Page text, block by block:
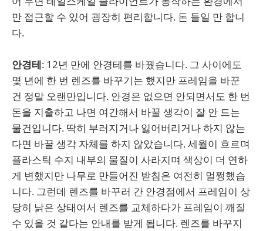
만 접근할 수 있어 굉장히 편리합니다. 돈 들일 만 합니
다.
안경테: 12년 만에 안경테를 바꿨습니다. 그 사이에도
몇 년에 한 번 렌즈를 바꾸기는 했지만 프레임을 바꾼
건 정말 오랜만입니다. 안경은 없으면 안되면서도 한 번
돈을 지출하고 나면 여간해서 바꿀 생각이 잘 안 드는
물건입니다. 딱히 부러지거나 잃어버리거나 하지 않는
다면 바꿀 생각 자체를 하지 않았습니다. 세월이 흐르며
플라스틱 수지 내부의 물질이 사라지며 색상이 더 연하
게 변했지만 나무로 만들어진 받침은 여전히 멀쩡했습
니다. 그런데 렌즈를 바꾸러 간 안경점에서 프레임이 상
당히 낡은 상태여서 렌즈를 교체하다가 프레임이 깨질
수 있을 것 같다는 안내를 받게 됩니다. 렌즈를 바꾸지